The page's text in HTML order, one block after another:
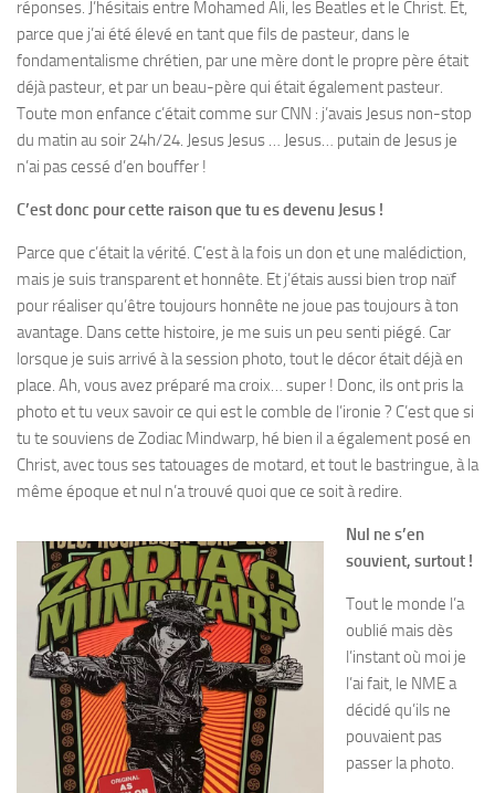
réponses. J’hésitais entre Mohamed Ali, les Beatles et le Christ. Et,
parce que j’ai été élevé en tant que fils de pasteur, dans le
fondamentalisme chrétien, par une mère dont le propre père était
déjà pasteur, et par un beau-père qui était également pasteur.
Toute mon enfance c’était comme sur CNN : j’avais Jesus non-stop
du matin au soir 24h/24. Jesus Jesus … Jesus… putain de Jesus je
n’ai pas cessé d’en bouffer !
C’est donc pour cette raison que tu es devenu Jesus !
Parce que c’était la vérité. C’est à la fois un don et une malédiction,
mais je suis transparent et honnête. Et j’étais aussi bien trop naïf
pour réaliser qu’être toujours honnête ne joue pas toujours à ton
avantage. Dans cette histoire, je me suis un peu senti piégé. Car
lorsque je suis arrivé à la session photo, tout le décor était déjà en
place. Ah, vous avez préparé ma croix… super ! Donc, ils ont pris la
photo et tu veux savoir ce qui est le comble de l’ironie ? C’est que si
tu te souviens de Zodiac Mindwarp, hé bien il a également posé en
Christ, avec tous ses tatouages de motard, et tout le bastringue, à la
même époque et nul n’a trouvé quoi que ce soit à redire.
Nul ne s’en
souvient, surtout !
Tout le monde l’a
oublié mais dès
l’instant où moi je
l’ai fait, le NME a
décidé qu’ils ne
pouvaient pas
passer la photo.